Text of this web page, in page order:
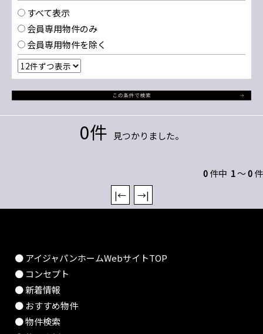
すべて表示
会員専用物件のみ
会員専用物件を除く
0件 見つかりました。
0件中 1～0件
|←
→|
● アイジャパンホームWebサイトTOP
● コンセプト
● 新着情報
● おすすめ物件
● 物件検索